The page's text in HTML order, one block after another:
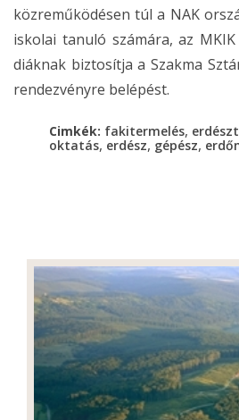
közreműködésen túl a NAK
iskolai tanuló számára, az
diáknak biztosítja a Szakma
rendezvényre belépést.
Cimkék: fakitermelés,
oktatás, erdész, gépész,